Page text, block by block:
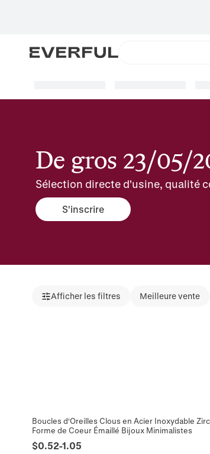
De gros 23/05/
Sélection directe d'usine, qualité
S'inscrire
Afficher les filtres Meilleure vente
Boucles d'Oreilles Clous en Acier Inoxydable
Forme de Coeur Émaillé Bijoux Minimalistes
$0.52-1.05